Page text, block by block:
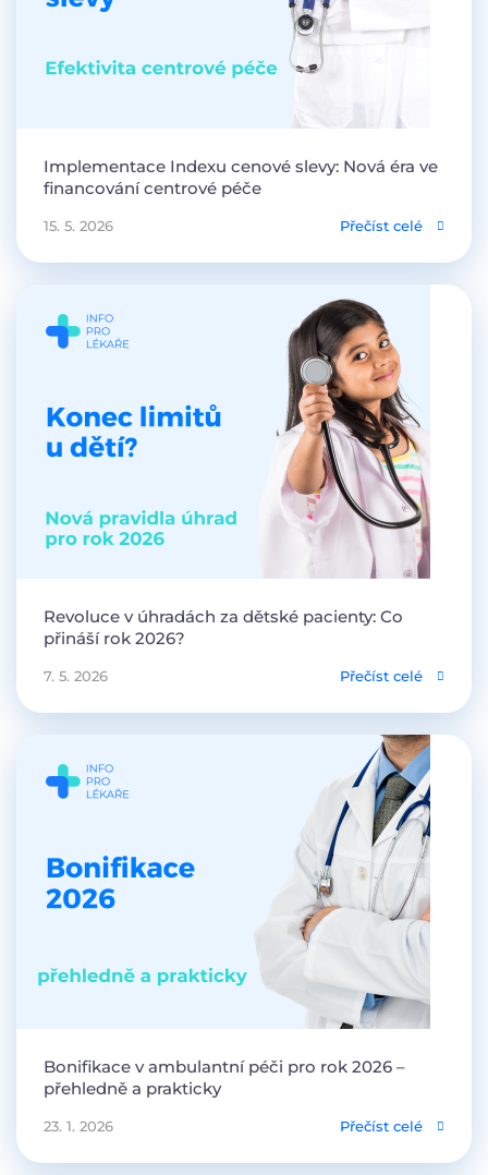
Implementace Indexu cenové slevy: Nová éra ve
financování centrové péče
15. 5. 2026 Přečíst celé
Revoluce v úhradách za dětské pacienty: Co
přináší rok 2026?
7. 5. 2026 Přečíst celé
Bonifikace v ambulantní péči pro rok 2026 –
přehledně a prakticky
23. 1. 2026 Přečíst celé